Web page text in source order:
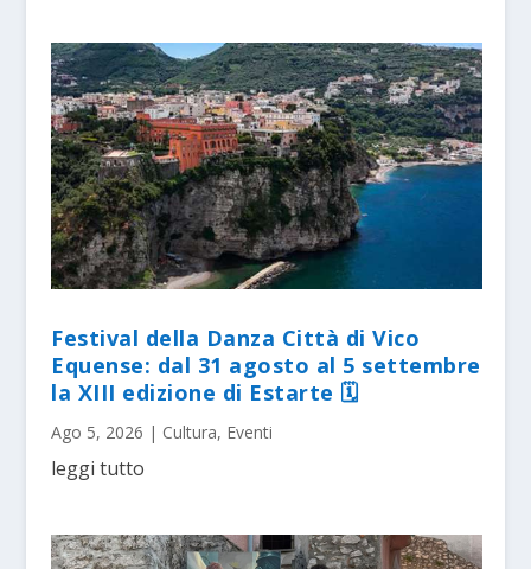
Festival della Danza Città di Vico
Equense: dal 31 agosto al 5 settembre
la XIII edizione di Estarte 🗓
Ago 5, 2026 | Cultura, Eventi
leggi tutto